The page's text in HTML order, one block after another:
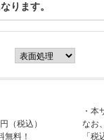
ります。
（税込）
無料！
・本
なお
「